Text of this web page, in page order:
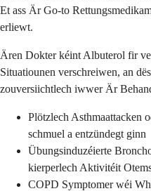
Et ass Är Go-to
erliewt.
Ären Dokter kéint Albuterol fir
Situatiounen verschreiwen, an
zouversiichtlech iwwer Är
Plötzlech Asthmaattacken
schmuel a entzündegt ginn
Übungsinduzéierte
kierperlech Aktivitéit
COPD Symptomer wéi